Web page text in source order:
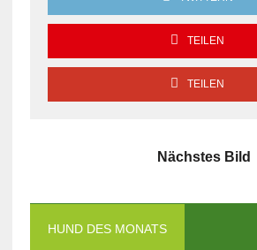
TEILEN
TEILEN
Nächstes Bild
HUND DES MONATS